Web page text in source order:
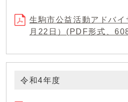
生駒市公益活動アドバ
月22日）(PDF形式、
令和4年度